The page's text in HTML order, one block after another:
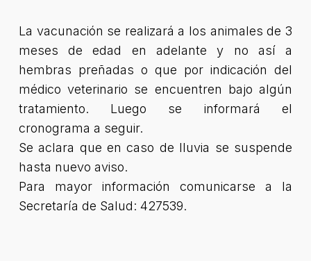
La vacunación se realizará a los animales de 3
meses de edad en adelante y no así a
hembras preñadas o que por indicación del
médico veterinario se encuentren bajo algún
tratamiento. Luego se informará el
cronograma a seguir.
Se aclara que en caso de lluvia se suspende
hasta nuevo aviso.
Para mayor información comunicarse a la
Secretaría de Salud: 427539.